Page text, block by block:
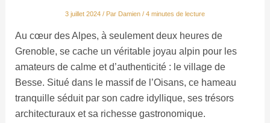
3 juillet 2024 / Par Damien / 4 minutes de lecture
Au cœur des Alpes, à seulement deux heures de
Grenoble, se cache un véritable joyau alpin pour les
amateurs de calme et d’authenticité : le village de
Besse. Situé dans le massif de l’Oisans, ce hameau
tranquille séduit par son cadre idyllique, ses trésors
architecturaux et sa richesse gastronomique.